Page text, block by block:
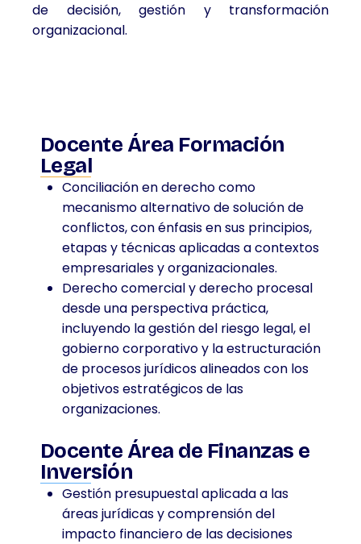
de decisión, gestión y transformación
organizacional.
Docente Área Formación
Legal
Conciliación en derecho como
mecanismo alternativo de solución de
conflictos, con énfasis en sus principios,
etapas y técnicas aplicadas a contextos
empresariales y organizacionales.
Derecho comercial y derecho procesal
desde una perspectiva práctica,
incluyendo la gestión del riesgo legal, el
gobierno corporativo y la estructuración
de procesos jurídicos alineados con los
objetivos estratégicos de las
organizaciones.
Docente Área de Finanzas e
Inversión
Gestión presupuestal aplicada a las
áreas jurídicas y comprensión del
impacto financiero de las decisiones